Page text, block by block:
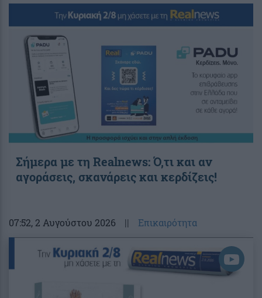
Σήμερα με τη Realnews: Ό,τι και αν
αγοράσεις, σκανάρεις και κερδίζεις!
07:52, 2 Αυγούστου 2026 || Επικαιρότητα